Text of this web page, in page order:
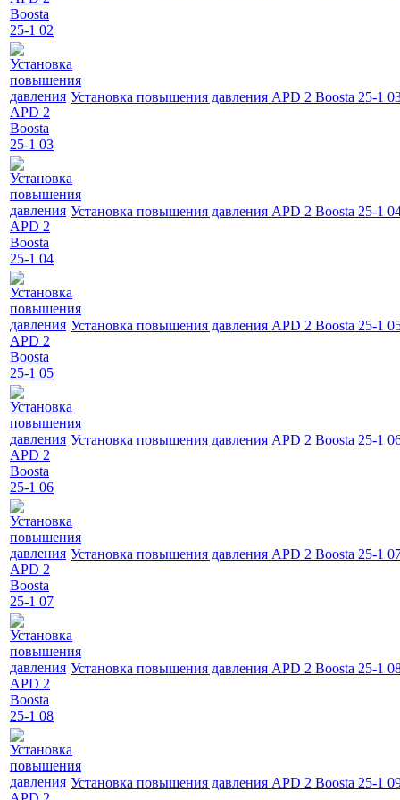
Установка повышения давления APD 2 Boosta 25-1
Установка повышения давления APD 2 Boosta 25-1
Установка повышения давления APD 2 Boosta 25-1
Установка повышения давления APD 2 Boosta 25-1
Установка повышения давления APD 2 Boosta 25-1
Установка повышения давления APD 2 Boosta 25-1
Установка повышения давления APD 2 Boosta 25-1